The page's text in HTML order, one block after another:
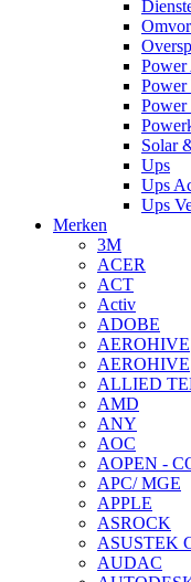
Power
Power
Solar
Ups
Ups
Ups
Merken
3M
ACER
ACT
Activ
ADOBE
AEROHIVE
AEROHIVE
ALLIED
AMD
ANY
AOC
AOPEN -
APC/ MGE
APPLE
ASROCK
ASUSTEK
AUDAC